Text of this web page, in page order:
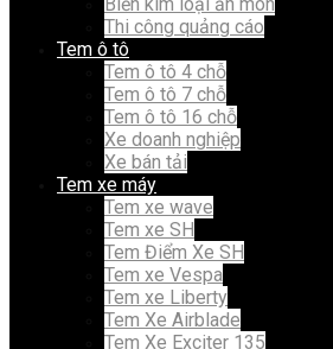
Thi công quảng cáo
Tem ô tô
Tem ô tô 4 chỗ
Tem ô tô 7 chỗ
Tem ô tô 16 chỗ
Xe doanh nghiệp
Xe bán tải
Tem xe máy
Tem xe wave
Tem xe SH
Tem Điểm Xe SH
Tem xe Vespa
Tem xe Liberty
Tem Xe Airblade
Tem Xe Exciter 135